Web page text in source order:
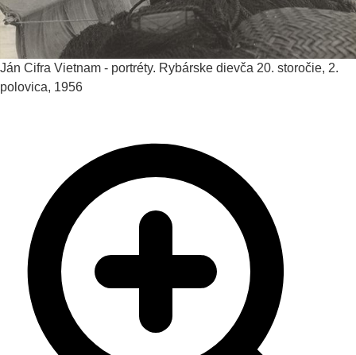
Ján Cifra Vietnam - portréty. Rybárske dievča 20. storočie, 2.
polovica, 1956